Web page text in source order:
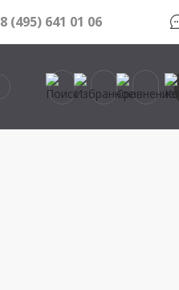
8 (495) 641 01 06